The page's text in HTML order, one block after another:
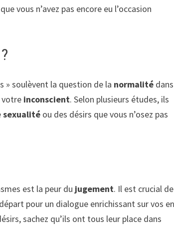
vous n’avez pas encore eu l’occasion
» soulèvent la question de la normalité
votre inconscient. Selon plusieurs études, ils
sexualité ou des désirs que vous n’osez pas
est la peur du jugement. Il est crucial
pour un dialogue enrichissant sur vos
sachez qu’ils ont tous leur place dans